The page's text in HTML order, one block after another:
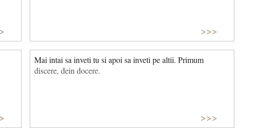
>>>
Mai intai sa inveti tu si apoi sa inveti pe altii. Primum
discere, dein docere.
>>>